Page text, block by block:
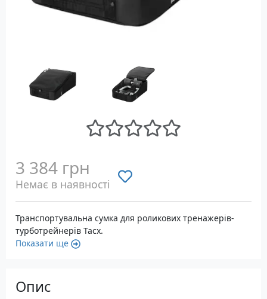
3 384 грн
Немає в наявності
Транспортувальна сумка для роликових тренажерів-
турботрейнерів Tacx.
Показати ще
Опис